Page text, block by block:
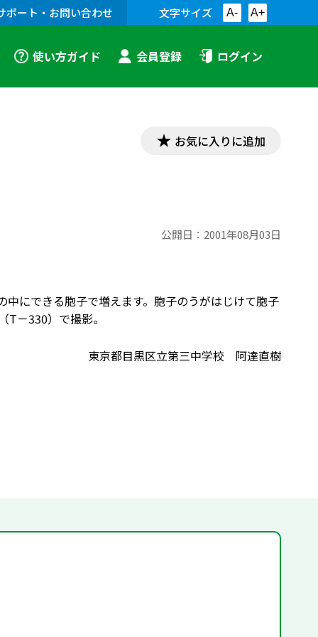
ポート・お問い合わせ 文字サイズ A- A+
使い方ガイド 会員登録 ログイン
お気に入りに追加
公開日： 2001年08月03日
にできる胞子で増えます。胞子のうがはじけて胞子
－330）で撮影。
東京都目黒区立第三中学校 阿達直樹